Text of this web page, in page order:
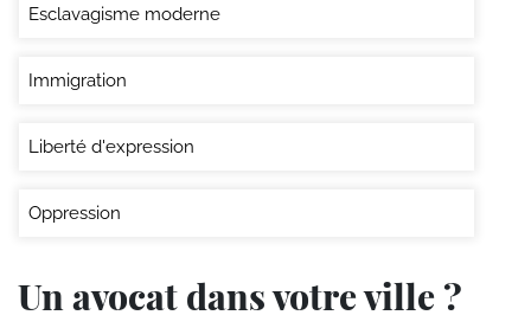
Esclavagisme moderne
Immigration
Liberté d'expression
Oppression
Un avocat dans votre ville ?